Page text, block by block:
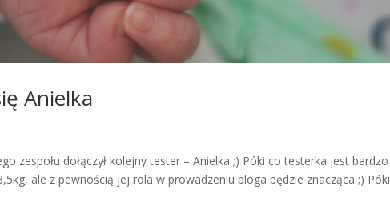
Anielka
zespołu dołączył kolejny tester – Anielka ;) Póki co testerka jest bardzo
ale z pewnością jej rola w prowadzeniu bloga będzie znacząca ;) Póki